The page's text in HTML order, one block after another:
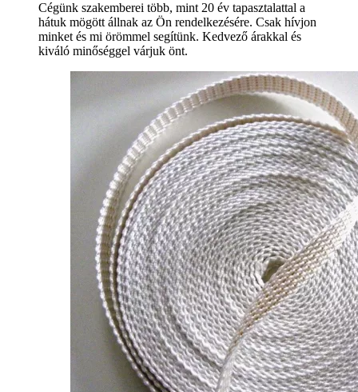
Cégünk szakemberei több, mint 20 év tapasztalattal a
hátuk mögött állnak az Ön rendelkezésére. Csak hívjon
minket és mi örömmel segítünk. Kedvező árakkal és
kiváló minőséggel várjuk önt.